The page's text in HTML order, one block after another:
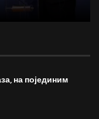
на појединим